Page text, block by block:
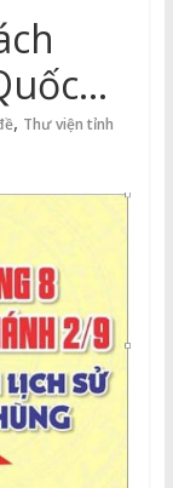
Xã
, Thư viện tỉnh